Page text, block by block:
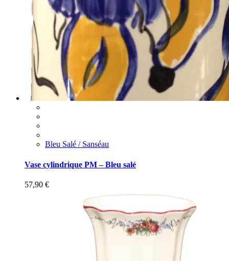
Bleu Salé / Sanséau
Vase cylindrique PM – Bleu salé
57,90 €